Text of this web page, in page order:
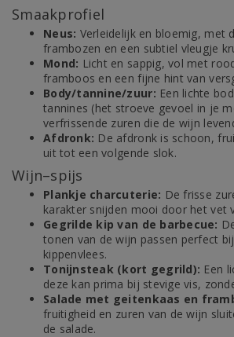
Smaakprofiel
Neus: Verleidelijk en bloemig, met
frambozen en een subtiel vleugje
Mond: Licht en sappig, vol met
framboos en een fijne hint van
Body/tannine/zuur: Een lichte
tannines (het stroeve gevoel in je
verfrissende zuren die de wijn
Afdronk: De afdronk is schoon,
uit tot een volgende slok.
Wijn–spijs
Plankje charcuterie: De frisse
karakter snijden mooi door het vet
Gegrilde kip van de barbecue:
tonen van de wijn passen perfect
kippenvlees.
Tonijnsteak (kort gegrild): Een
deze kan prima bij stevige vis,
Salade met geitenkaas en
fruitigheid en zuren van de wijn
de salade.